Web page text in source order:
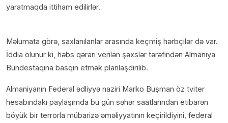
yaratmaqda ittiham edilirlər.
Məlumata görə, saxlanılanlar arasında keçmiş hərbçilər də var.
İddia olunur ki, həbs qərarı verilən şəxslər tərəfindən Almaniya
Bundestaqına basqın etmək planlaşdırılıb.
Almaniyanın Federal ədliyyə naziri Marko Buşman öz tviter
hesabındakı paylaşımda bu gün səhər saatlarından etibarən
böyük bir terrorla mübarizə əməliyyatının keçirildiyini, federal